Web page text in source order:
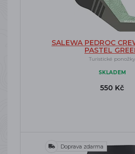
SALEWA PEDROC
PASTEL
Turistické ponožky
SKLADEM
550 Kč
Doprava zdarma